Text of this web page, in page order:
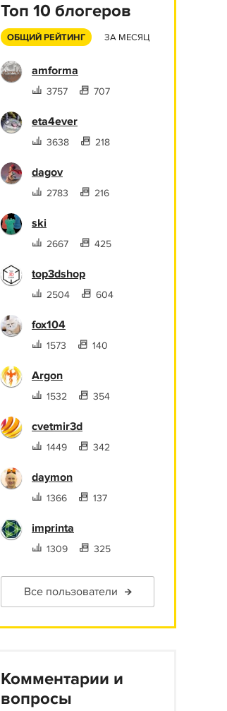
Топ 10 блогеров
ОБЩИЙ РЕЙТИНГ ЗА МЕСЯЦ
amforma
3757 707
eta4ever
3638 218
dagov
2783 216
ski
2667 425
top3dshop
2504 604
fox104
1573 140
Argon
1532 354
cvetmir3d
1449 342
daymon
1366 137
imprinta
1309 325
Все пользователи
Комментарии и
вопросы